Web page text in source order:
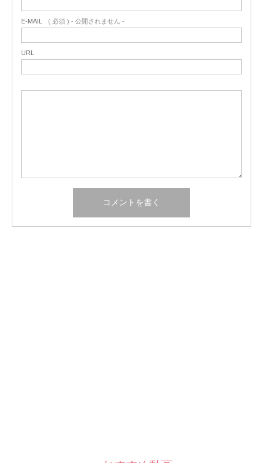
E-MAIL ( 必須 ) - 公開されません -
URL